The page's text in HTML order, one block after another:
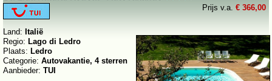
Prijs v.a. € 366,00
Land: Italië
Regio: Lago di Ledro
Plaats: Ledro
Categorie: Autovakantie, 4 sterren
Aanbieder: TUI